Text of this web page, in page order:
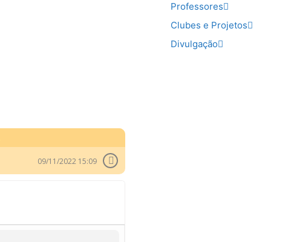
Professores
Clubes e Projetos
Divulgação
09/11/2022 15:09